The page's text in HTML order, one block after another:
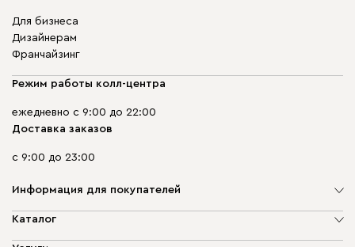
Для бизнеса
Дизайнерам
Франчайзинг
Режим работы колл-центра
ежедневно с 9:00 до 22:00
Доставка заказов
с 9:00 до 23:00
Информация для покупателей
О компании
Каталог